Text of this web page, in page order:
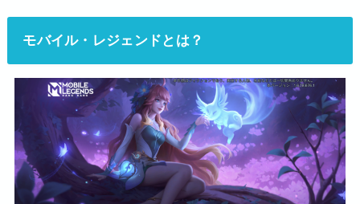
モバイル・レジェンドとは？